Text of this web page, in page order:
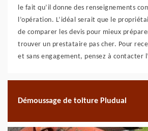
le fait qu’il donne des renseignements
l’opération. L’idéal serait que le
de comparer les devis pour mieux
trouver un prestataire pas cher. Pour
et sans engagement, pensez à contacter
Démoussage de toiture Pludual